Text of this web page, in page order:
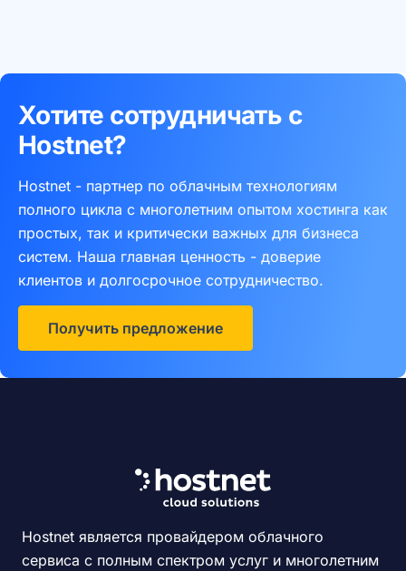
Хотите сотрудничать с
Hostnet?
Hostnet - партнер по облачным технологиям
полного цикла с многолетним опытом хостинга как
простых, так и критически важных для бизнеса
систем. Наша главная ценность - доверие
клиентов и долгосрочное сотрудничество.
Получить предложение
Hostnet является провайдером облачного
сервиса с полным спектром услуг и многолетним